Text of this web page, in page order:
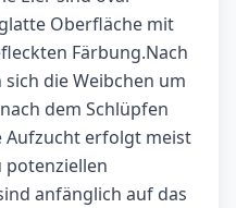
Oberfläche mit
Färbung.Nach
die Weibchen um
dem Schlüpfen
Aufzucht erfolgt meist
potenziellen
anfänglich auf das